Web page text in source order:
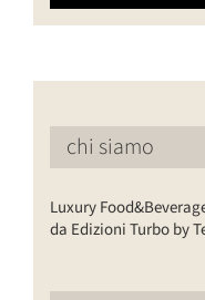
chi siamo
Luxury
da Edizioni Turbo by